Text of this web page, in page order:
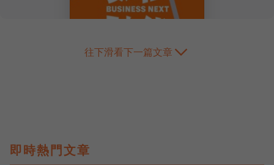
往下滑看下一篇文章
即時熱門文章